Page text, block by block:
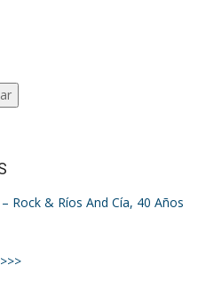
Rock & Ríos And Cía, 40 Años